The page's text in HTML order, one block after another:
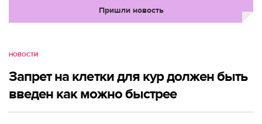
Пришли новость
НОВОСТИ
Запрет на клетки для кур должен быть
введен как можно быстрее